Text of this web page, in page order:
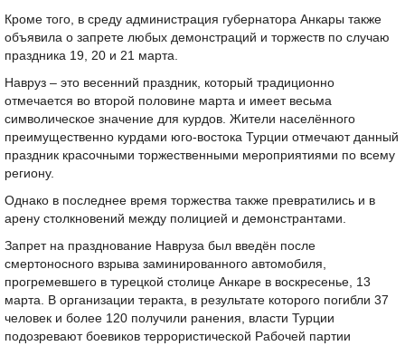
Кроме того, в среду администрация губернатора Анкары также
объявила о запрете любых демонстраций и торжеств по случаю
праздника 19, 20 и 21 марта.
Навруз – это весенний праздник, который традиционно
отмечается во второй половине марта и имеет весьма
символическое значение для курдов. Жители населённого
преимущественно курдами юго-востока Турции отмечают данный
праздник красочными торжественными мероприятиями по всему
региону.
Однако в последнее время торжества также превратились и в
арену столкновений между полицией и демонстрантами.
Запрет на празднование Навруза был введён после
смертоносного взрыва заминированного автомобиля,
прогремевшего в турецкой столице Анкаре в воскресенье, 13
марта. В организации теракта, в результате которого погибли 37
человек и более 120 получили ранения, власти Турции
подозревают боевиков террористической Рабочей партии